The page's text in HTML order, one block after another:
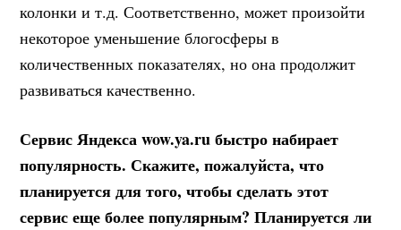
колонки и т.д. Соответственно, может произойти
некоторое уменьшение блогосферы в
количественных показателях, но она продолжит
развиваться качественно.
Сервис Яндекса wow.ya.ru быстро набирает
популярность. Скажите, пожалуйста, что
планируется для того, чтобы сделать этот
сервис еще более популярным? Планируется ли